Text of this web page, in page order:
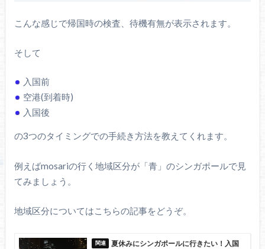
こんな感じで帰国時の検査、待機有無が表示されます。
そして
入国前
空港(到着時)
入国後
の3つのタイミングでの手続き方法を教えてくれます。
例えばmosariの行く地域区分が「青」のシンガポールで見
てみましょう。
地域区分についてはこちらの記事をどうぞ。
夏休みにシンガポールに行きたい！入国